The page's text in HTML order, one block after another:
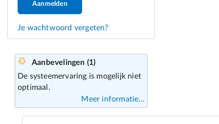
Aanmelden
Je wachtwoord vergeten?